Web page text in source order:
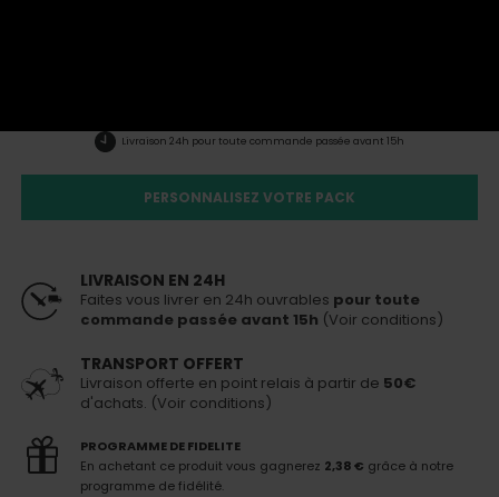
Livraison 24h pour toute commande passée avant 15h
PERSONNALISEZ VOTRE PACK
LIVRAISON EN 24H
Faites vous livrer en 24h ouvrables pour toute
commande passée avant 15h (Voir conditions)
TRANSPORT OFFERT
Livraison offerte en point relais à partir de 50€
d'achats. (Voir conditions)
PROGRAMME DE FIDELITE
En achetant ce produit vous gagnerez 2,38 € grâce à notre
programme de fidélité.